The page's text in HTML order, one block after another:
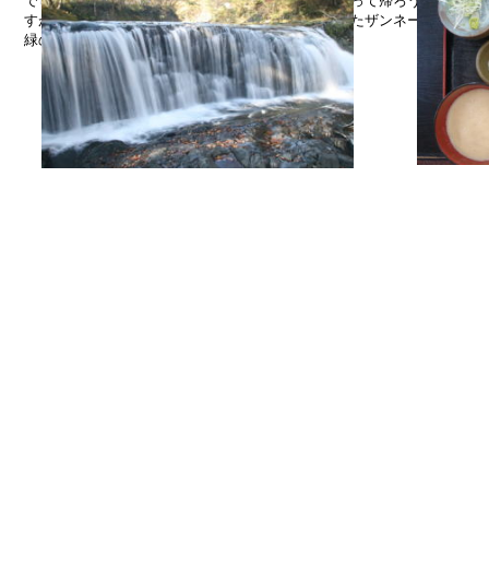
すが、清掃中で入る事が出来ませんでした。これまたザンネーーン！！
緑の頃もっと早い時間に来ようと思いました。